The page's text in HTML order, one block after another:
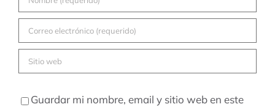
Guardar mi nombre, email y sitio web en este